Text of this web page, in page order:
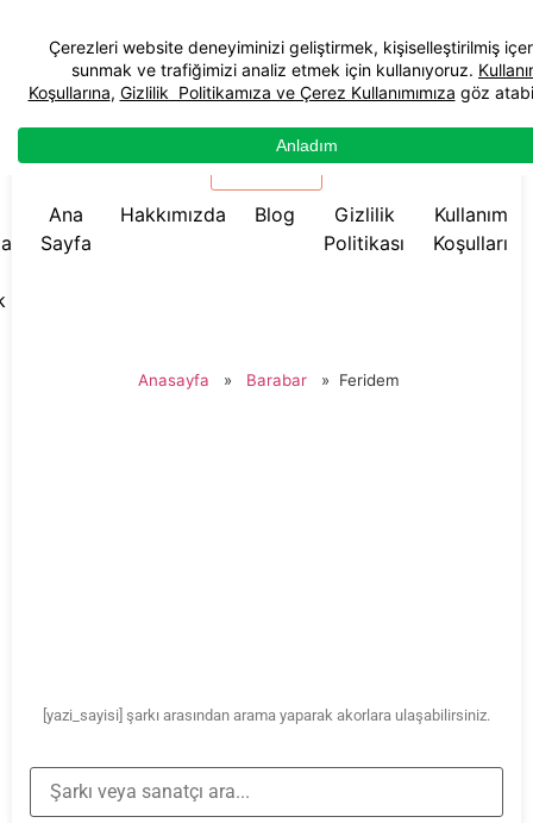
☰ Menü
Ana
Sayfa
Hakkımızda Blog
Gizlilik
Politikası
Kullanım
Koşulları
Anasayfa » Barabar » Feridem
[yazi_sayisi] şarkı arasından arama yaparak akorlara ulaşabilirsiniz.